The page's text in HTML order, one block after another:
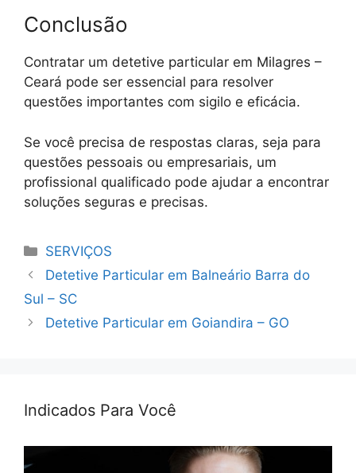
Conclusão
Contratar um detetive particular em Milagres –
Ceará pode ser essencial para resolver
questões importantes com sigilo e eficácia.
Se você precisa de respostas claras, seja para
questões pessoais ou empresariais, um
profissional qualificado pode ajudar a encontrar
soluções seguras e precisas.
Categorias
SERVIÇOS
Detetive Particular em Balneário Barra do
Sul – SC
Detetive Particular em Goiandira – GO
Indicados Para Você